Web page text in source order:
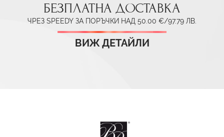
БЕЗПЛАТНА ДОСТАВКА
ЧРЕЗ SPEEDY ЗА ПОРЪЧКИ НАД 50.00 €/97.79 ЛВ.
ВИЖ ДЕТАЙЛИ